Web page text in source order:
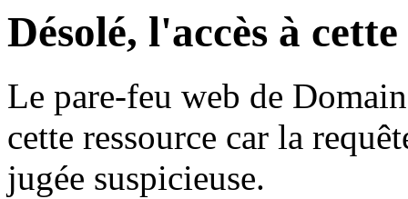
Désolé, l'accès à
Le pare-feu web de
cette ressource car la
jugée suspicieuse.